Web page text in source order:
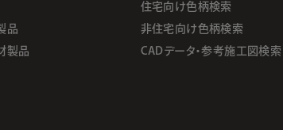
品
製品
住宅向け色柄検索
非住宅向け色柄検索
CADデータ・参考施工図検索